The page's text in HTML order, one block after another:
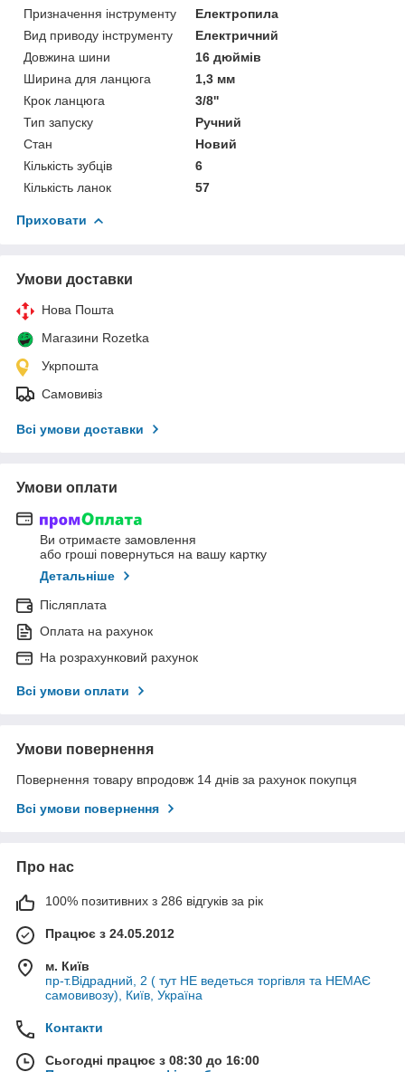
Призначення інструменту
Електропила
Вид приводу інструменту
Електричний
Довжина шини
16 дюймів
Ширина для ланцюга
1,3 мм
Крок ланцюга
3/8''
Тип запуску
Ручний
Стан
Новий
Кількість зубців
6
Кількість ланок
57
Приховати
Умови доставки
Нова Пошта
Магазини Rozetka
Укрпошта
Самовивіз
Всі умови доставки
Умови оплати
Ви отримаєте замовлення
або гроші повернуться на вашу картку
Детальніше
Післяплата
Оплата на рахунок
На розрахунковий рахунок
Всі умови оплати
Умови повернення
Повернення товару впродовж 14 днів за рахунок покупця
Всі умови повернення
Про нас
100% позитивних з 286 відгуків за рік
Працює з 24.05.2012
м. Київ
пр-т.Відрадний, 2 ( тут НЕ ведеться торгівля та НЕМАЄ
самовивозу), Київ, Україна
Контакти
Сьогодні працює з 08:30 до 16:00